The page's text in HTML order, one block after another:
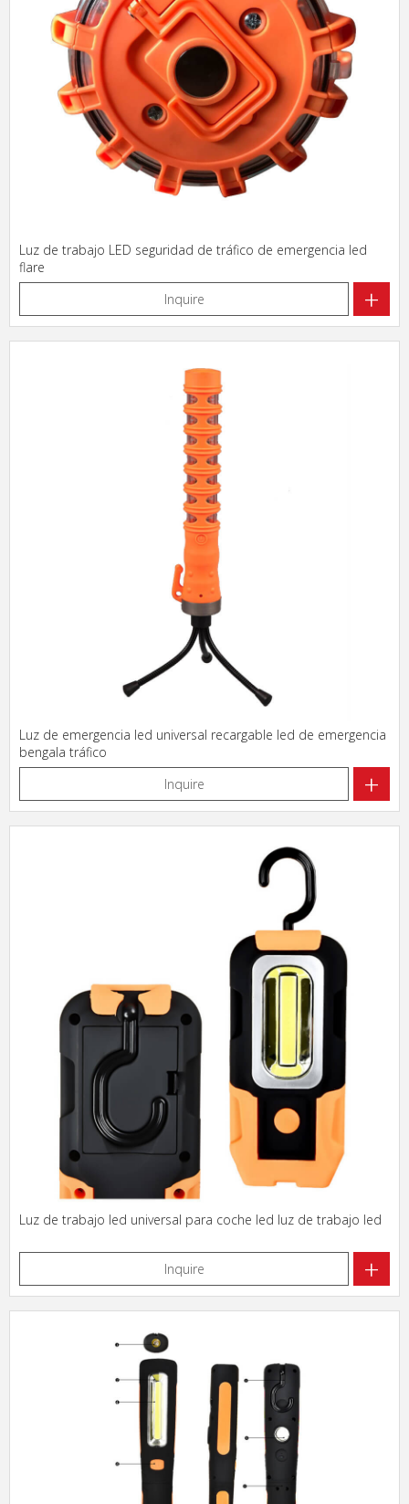
Luz de trabajo LED seguridad de tráfico de emergencia led
flare
Inquire
+
Luz de emergencia led universal recargable led de emergencia
bengala tráfico
Inquire
+
Luz de trabajo led universal para coche led luz de trabajo led
Inquire +